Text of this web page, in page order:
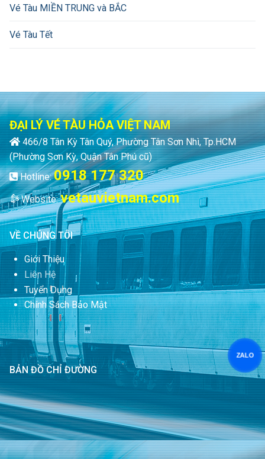
Vé Tàu MIỀN TRUNG và BẮC
Vé Tàu Tết
ĐẠI LÝ VÉ TÀU HỎA VIỆT NAM
466/8 Tân Kỳ Tân Quý, Phường Tân Sơn Nhì, Tp.HCM
(Phường Sơn Kỳ, Quận Tân Phú cũ)
Hotline:0918 177 320
Website:vetauvietnam.com
VỀ CHÚNG TÔI
Giới Thiệu
Liên Hệ
Tuyển Dụng
Chính Sách Bảo Mật
BẢN ĐỒ CHỈ ĐƯỜNG
ZALO